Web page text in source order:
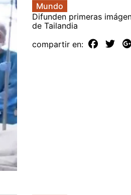
Mundo
Difunden primeras
de Tailandia
compartir en: